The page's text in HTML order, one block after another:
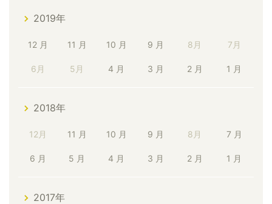
2019年
12 月 11 月 10 月 9 月 8月 7月
6月 5月 4 月 3 月 2 月 1 月
2018年
12月 11 月 10 月 9 月 8月 7 月
6 月 5 月 4 月 3 月 2 月 1 月
2017年